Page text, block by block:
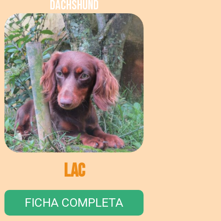
Dachshund
Lac
FICHA COMPLETA